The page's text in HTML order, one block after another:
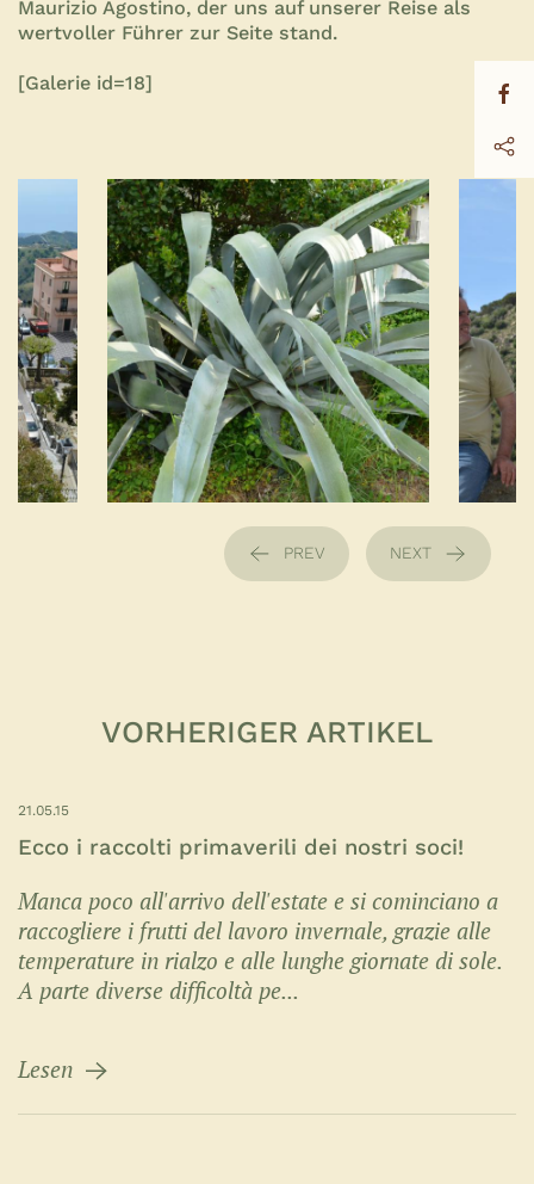
Maurizio Agostino, der uns auf unserer Reise als
wertvoller Führer zur Seite stand.
[Galerie id=18]
PREV NEXT
VORHERIGER ARTIKEL
21.05.15
Ecco i raccolti primaverili dei nostri soci!
Manca poco all'arrivo dell'estate e si cominciano a
raccogliere i frutti del lavoro invernale, grazie alle
temperature in rialzo e alle lunghe giornate di sole.
A parte diverse difficoltà pe...
Lesen